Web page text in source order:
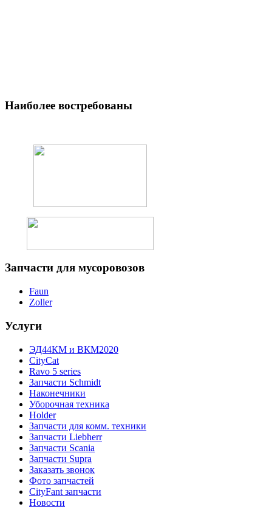
Наиболее востребованы
Запчасти для мусоровозов
Faun
Zoller
Услуги
ЭД44КМ и ВКМ2020
CityCat
Ravo 5 series
Запчасти Schmidt
Наконечники
Уборочная техника
Holder
Запчасти для комм. техники
Запчасти Liebherr
Запчасти Scania
Запчасти Supra
Заказать звонок
Фото запчастей
CityFant запчасти
Новости